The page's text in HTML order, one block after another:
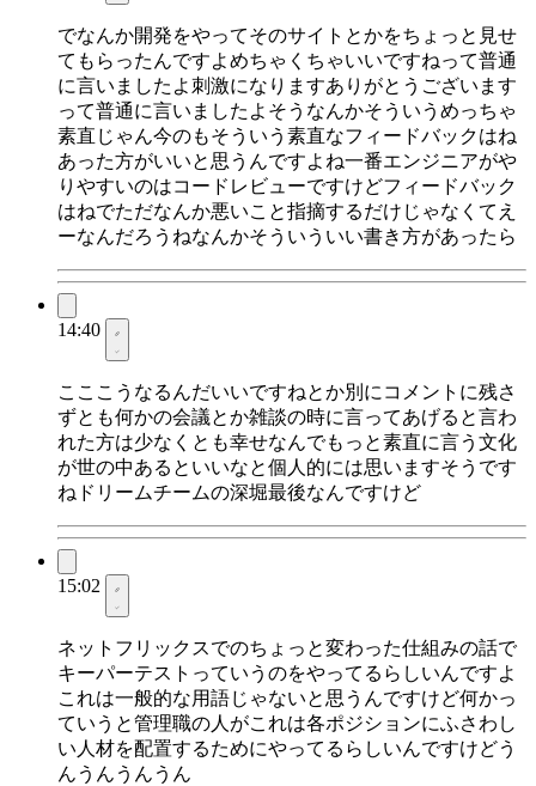
でなんか開発をやってそのサイトとかをちょっと見せ
てもらったんですよめちゃくちゃいいですねって普通
に言いましたよ刺激になりますありがとうございます
って普通に言いましたよそうなんかそういうめっちゃ
素直じゃん今のもそういう素直なフィードバックはね
あった方がいいと思うんですよね一番エンジニアがや
りやすいのはコードレビューですけどフィードバック
はねでただなんか悪いこと指摘するだけじゃなくてえ
ーなんだろうねなんかそういういい書き方があったら
14:40
こここうなるんだいいですねとか別にコメントに残さ
ずとも何かの会議とか雑談の時に言ってあげると言わ
れた方は少なくとも幸せなんでもっと素直に言う文化
が世の中あるといいなと個人的には思いますそうです
ねドリームチームの深堀最後なんですけど
15:02
ネットフリックスでのちょっと変わった仕組みの話で
キーパーテストっていうのをやってるらしいんですよ
これは一般的な用語じゃないと思うんですけど何かっ
ていうと管理職の人がこれは各ポジションにふさわし
い人材を配置するためにやってるらしいんですけどう
んうんうんうん